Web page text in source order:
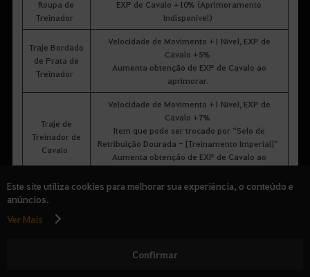
Roupa de
Treinador
EXP de Cavalo +10% (Aprimoramento
Indisponível)
Traje Bordado
de Prata de
Treinador
Velocidade de Movimento +1 Nível, EXP de
Cavalo +5%
Aumenta obtenção de EXP de Cavalo ao
aprimorar.
Traje de
Treinador de
Cavalo
Velocidade de Movimento +1 Nível, EXP de
Cavalo +7%
Item que pode ser trocado por “Selo de
Retribuição Dourada - [Treinamento Imperial]”
Aumenta obtenção de EXP de Cavalo ao
Vestido Hípico
Venia
EXP de Cavalo +20%
Item de Pérola. EXP de Cavalo +30%
Este site utiliza cookies para melhorar sua experiência, o conteúdo e
anúncios.
Ver Mais
Confirmar